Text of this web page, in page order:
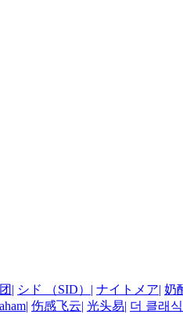
| シド （SID） | ナイトメア| 奶
| 伤感飞云| 光头易| 더 클래식